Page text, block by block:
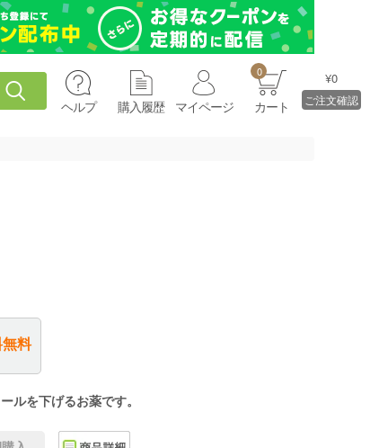
ヘルプ 購入履歴 マイページ
0
カート
¥0
ご注文確認
料
ルを下げるお薬です。